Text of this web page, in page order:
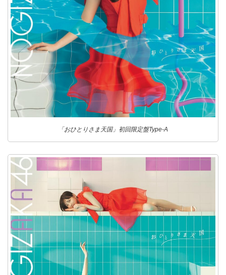
「おひとりさま天国」初回限定盤Type-A